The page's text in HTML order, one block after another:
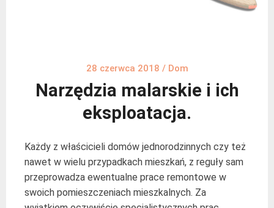
28 czerwca 2018 / Dom
Narzędzia malarskie i ich
eksploatacja.
Każdy z właścicieli domów jednorodzinnych czy też
nawet w wielu przypadkach mieszkań, z reguły sam
przeprowadza ewentualne prace remontowe w
swoich pomieszczeniach mieszkalnych. Za